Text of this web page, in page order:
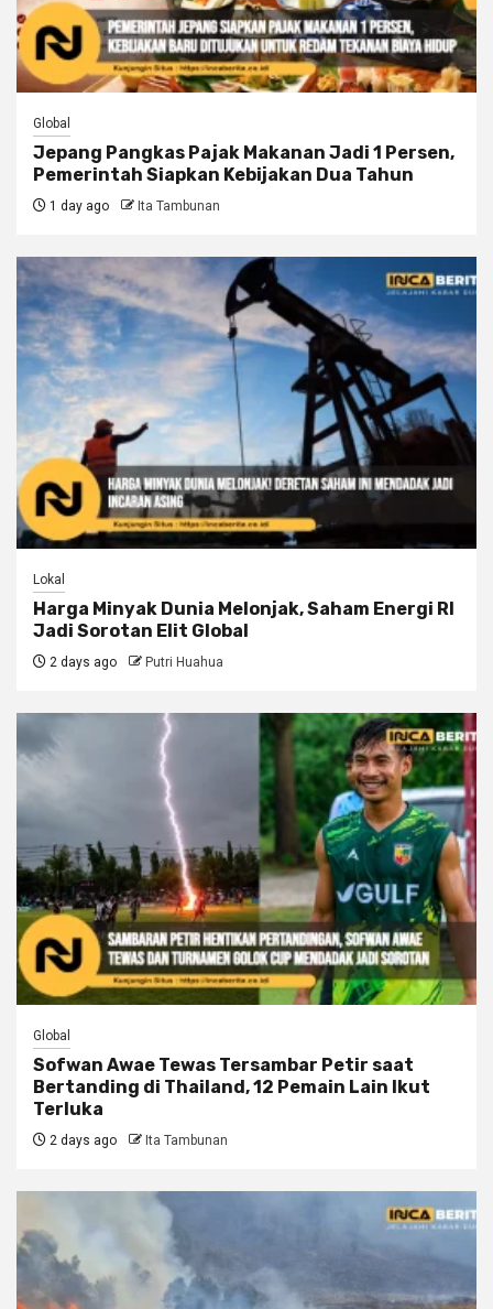
Global
Jepang Pangkas Pajak Makanan Jadi 1 Persen,
Pemerintah Siapkan Kebijakan Dua Tahun
1 day ago Ita Tambunan
Lokal
Harga Minyak Dunia Melonjak, Saham Energi RI
Jadi Sorotan Elit Global
2 days ago Putri Huahua
Global
Sofwan Awae Tewas Tersambar Petir saat
Bertanding di Thailand, 12 Pemain Lain Ikut
Terluka
2 days ago Ita Tambunan